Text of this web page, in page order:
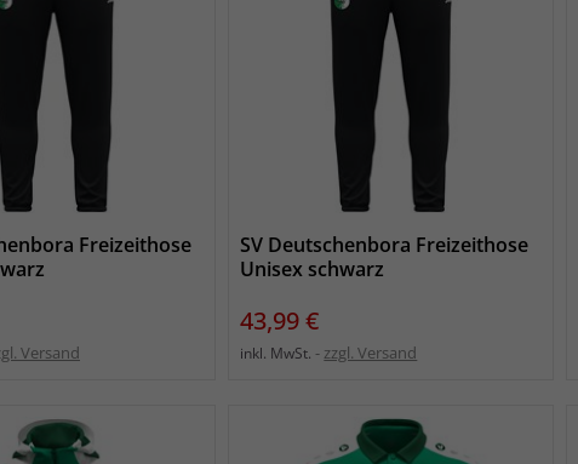
Freizeithose
Versand
SV Deutschenbora Freizeithose
Unisex schwarz
Preis
43,99 €
inkl. MwSt. zzgl. Versand